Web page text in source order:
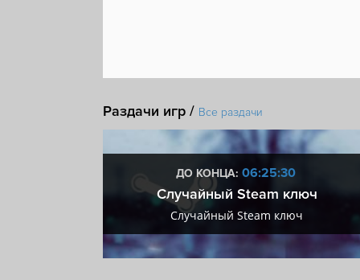
Раздачи игр / Все раздачи
ДО КОНЦА: 06:25:29
Случайный Steam ключ
Случайный Steam ключ